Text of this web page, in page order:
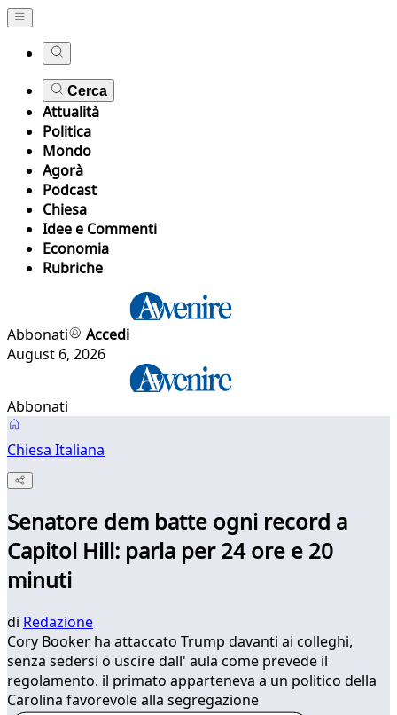
Cerca
Attualità
Politica
Mondo
Agorà
Podcast
Chiesa
Idee e Commenti
Economia
Rubriche
Abbonati
Accedi
August 6, 2026
Abbonati
Chiesa Italiana
Senatore dem batte ogni record a
Capitol Hill: parla per 24 ore e 20
minuti
di Redazione
Cory Booker ha attaccato Trump davanti ai colleghi,
senza sedersi o uscire dall' aula come prevede il
regolamento. il primato apparteneva a un politico della
Carolina favorevole alla segregazione